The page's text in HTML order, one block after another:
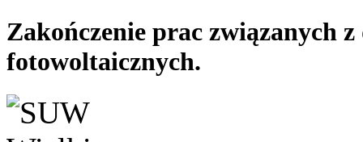
Zakończenie prac związanych
fotowoltaicznych.